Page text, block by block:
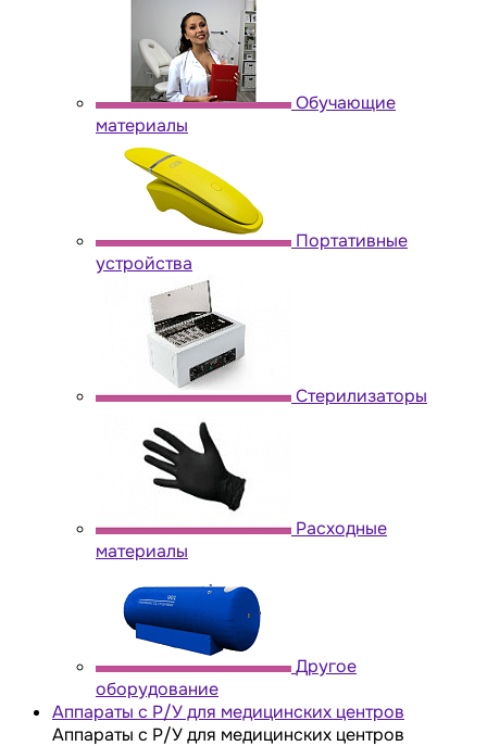
Обучающие
материалы
Портативные
устройства
Стерилизаторы
Расходные
материалы
Другое
оборудование
Аппараты с Р/У для медицинских центров
Аппараты с Р/У для медицинских центров